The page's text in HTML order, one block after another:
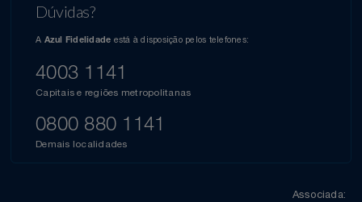
Dúvidas?
A Azul Fidelidade está à disposição pelos telefones:
4003 1141
Capitais e regiões metropolitanas
0800 880 1141
Demais localidades
Associada: